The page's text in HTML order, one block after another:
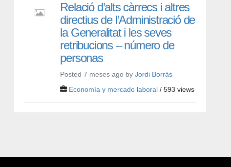
Relació d’alts càrrecs i altres
directius de l’Administració de
la Generalitat i les seves
retribucions – número de
personas
Posted 7 meses ago byJordi Borràs
Economía y mercado laboral / 593 views